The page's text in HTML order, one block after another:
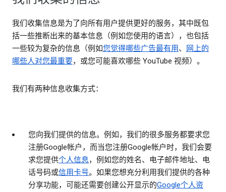
我们收集信息是为了向所有用户提供更好的服务，其中既包
括一些推断出来的基本信息（例如您使用的语言），也包括
一些较为复杂的信息（例如您觉得哪些广告最有用、
网上的
哪些人对您最重要，或您可能喜欢哪些 YouTube 视频）。
我们有两种信息收集方式：
您向我们提供的信息。例如，我们的很多服务都要求您
注册Google帐户，而当您注册Google帐户时，我们会要
求您提供个人信息，例如您的姓名、电子邮件地址、电
话号码或信用卡号。如果您想充分利用我们提供的各种
分享功能，可能还需要创建公开显示的Google个人资